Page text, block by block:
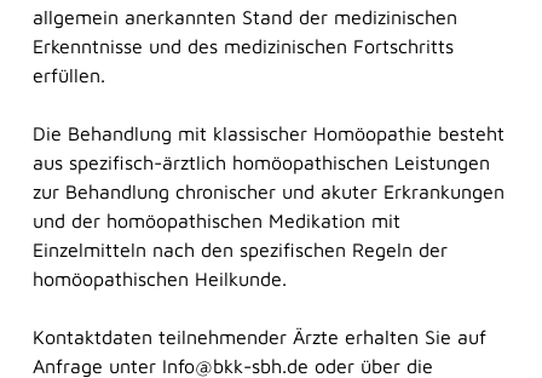
allgemein anerkannten Stand der medizinischen
Erkenntnisse und des medizinischen Fortschritts
erfüllen.
Die Behandlung mit klassischer Homöopathie besteht
aus spezifisch-ärztlich homöopathischen Leistungen
zur Behandlung chronischer und akuter Erkrankungen
und der homöopathischen Medikation mit
Einzelmitteln nach den spezifischen Regeln der
homöopathischen Heilkunde.
Kontaktdaten teilnehmender Ärzte erhalten Sie auf
Anfrage unter Info@bkk-sbh.de oder über die